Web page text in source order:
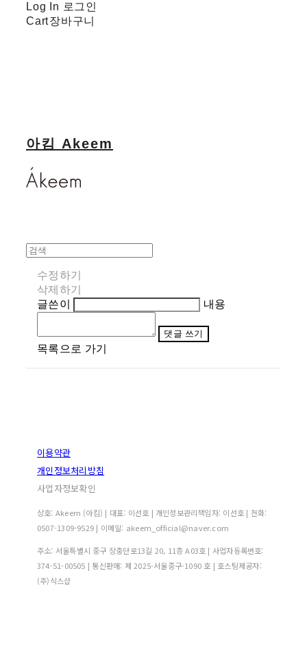
Log In 로그인
Cart장바구니
아킴 Akeem
수정하기
삭제하기
글쓴이
내용
댓글 쓰기
목록으로 가기
이용약관
개인정보처리방침
사업자정보확인
상호: Akeem (아킴) | 대표: 이선호 | 개인정보관리책임자: 이선호 | 전화:
0507-1309-9529 | 이메일: akeem_official@naver.com
주소: 서울특별시 중구 장충단로13길 20, 11층 A03호 | 사업자등록번호:
374-51-00505 | 통신판매: 제 2025-서울중구-1090 호 | 호스팅제공자:
(주)식스샵